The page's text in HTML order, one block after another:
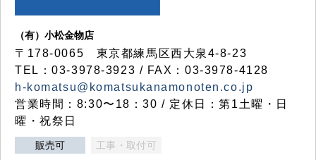
（有）小松金物店
〒178-0065 東京都練馬区西大泉4-8-23
TEL：03-3978-3923 / FAX：03-3978-4128
h-komatsu@komatsukanamonoten.co.jp
営業時間：8:30〜18：30 / 定休日：第1土曜・日
曜・祝祭日
販売可 工事・取付可